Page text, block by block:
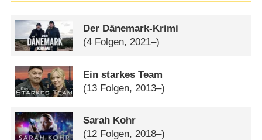
Der Dänemark-Krimi
(4 Folgen, 2021–)
Ein starkes Team
(13 Folgen, 2013–)
Sarah Kohr
(12 Folgen, 2018–)